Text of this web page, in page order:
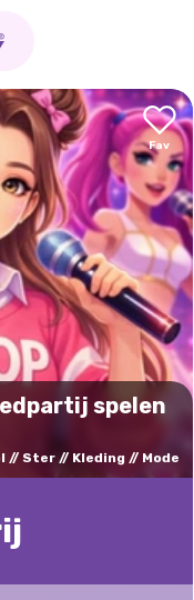
spelen
Ster Kleding Mode